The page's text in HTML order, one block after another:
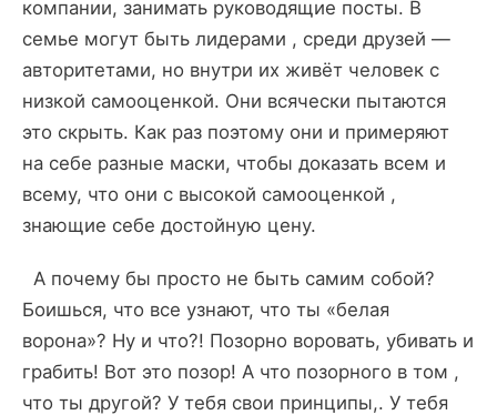
компании, занимать руководящие посты. В
семье могут быть лидерами , среди друзей —
авторитетами, но внутри их живёт человек с
низкой самооценкой. Они всячески пытаются
это скрыть. Как раз поэтому они и примеряют
на себе разные маски, чтобы доказать всем и
всему, что они с высокой самооценкой ,
знающие себе достойную цену.
А почему бы просто не быть самим собой?
Боишься, что все узнают, что ты «белая
ворона»? Ну и что?! Позорно воровать, убивать и
грабить! Вот это позор! А что позорного в том ,
что ты другой? У тебя свои принципы,. У тебя